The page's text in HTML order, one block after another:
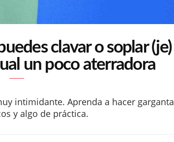
clavar o soplar (je)
un poco aterradora
intimidante. Aprenda a hacer garganta
y algo de práctica.